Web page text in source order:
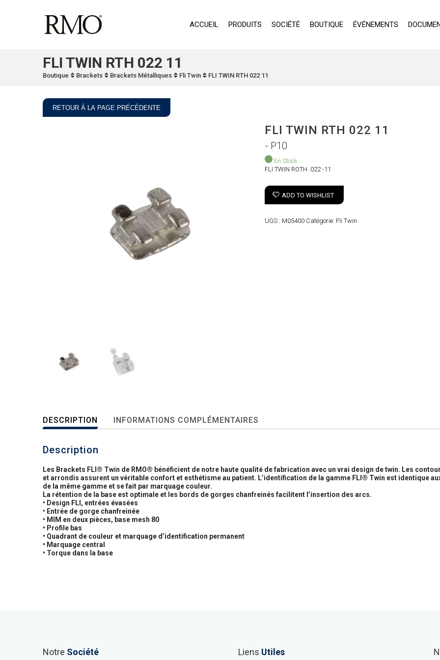
ACCUEIL PRODUITS SOCIÉTÉ BOUTIQUE ÉVÉNEMENTS
FLI TWIN RTH 022 11
Boutique Brackets Brackets Métalliques Fli Twin FLI TWIN RTH 022 11
RETOUR À LA PAGE PRÉCÉDENTE
FLI TWIN RTH 022 11
- P10
En Stock
FLI TWIN ROTH .022 -11
ADD TO WISHLIST
UGS : M05400 Catégorie: Fli Twin
DESCRIPTION INFORMATIONS COMPLÉMENTAIRES
Description
Les Brackets FLI® Twin de RMO® bénéficient de notre haute qualité de fabrication avec un vrai design de twin. Les
et arrondis assurent un véritable confort et esthétisme au patient. L’identification de la gamme FLI® Twin est identique
de la même gamme et se fait par marquage couleur.
La rétention de la base est optimale et les bords de gorges chanfreinés facilitent l’insertion des arcs.
• Design FLI, entrées évasées
• Entrée de gorge chanfreinée
• MIM en deux pièces, base mesh 80
• Profile bas
• Quadrant de couleur et marquage d’identification permanent
• Marquage central
• Torque dans la base
Notre Société Liens Utiles